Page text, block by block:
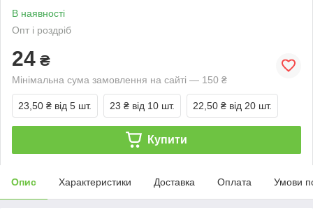
В наявності
Опт і роздріб
24 ₴
Мінімальна сума замовлення на сайті — 150 ₴
23,50 ₴ від 5 шт. 23 ₴ від 10 шт. 22,50 ₴ від 20 шт.
Купити
Опис Характеристики Доставка Оплата Умови